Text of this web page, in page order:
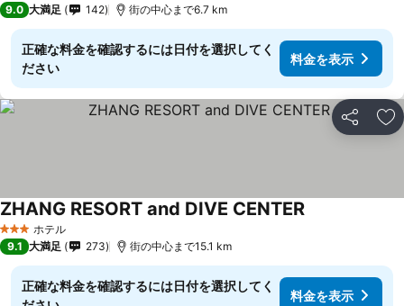
9.0 大満足 142 街の中心まで6.7 km
正確な料金を確認するには日付を選択してく
ださい
料金を表示
シェア お
3 ホテルのランク
ホテル
ZHANG RESORT and DIVE CENTER
9.1 大満足 273 街の中心まで15.1 km
正確な料金を確認するには日付を選択してく
料金を表示